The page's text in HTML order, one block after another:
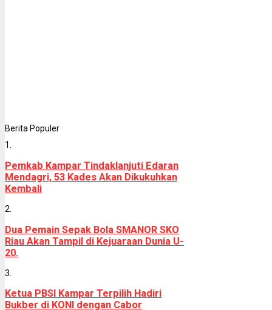
Berita Populer
1.
Pemkab Kampar Tindaklanjuti Edaran
Mendagri, 53 Kades Akan Dikukuhkan
Kembali
2.
Dua Pemain Sepak Bola SMANOR SKO
Riau Akan Tampil di Kejuaraan Dunia U-
20.
3.
Ketua PBSI Kampar Terpilih Hadiri
Bukber di KONI dengan Cabor